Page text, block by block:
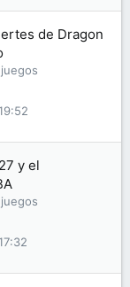
de Dragon
y el